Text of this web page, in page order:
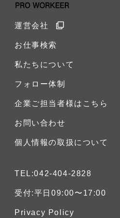
運営会社
お仕事検索
私たちについて
フォロー体制
企業ご担当者様はこちら
お問い合わせ
個人情報の取扱について
TEL:042-404-2828
受付:平日09:00〜17:00
Privacy Policy